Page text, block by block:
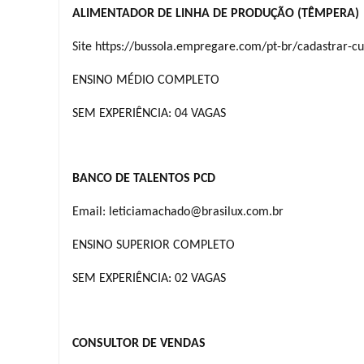
ALIMENTADOR DE LINHA DE PRODUÇÃO (TÊMPERA)
Site https://bussola.empregare.com/pt-br/cadastrar-
ENSINO MÉDIO COMPLETO
SEM EXPERIÊNCIA: 04 VAGAS
BANCO DE TALENTOS PCD
Email: leticiamachado@brasilux.com.br
ENSINO SUPERIOR COMPLETO
SEM EXPERIÊNCIA: 02 VAGAS
CONSULTOR DE VENDAS